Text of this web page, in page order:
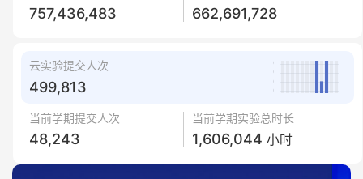
757,436,483 662,691,728
云实验提交人次
499,813
当前学期提交人次
48,243
当前学期实验总时长
1,606,044 小时